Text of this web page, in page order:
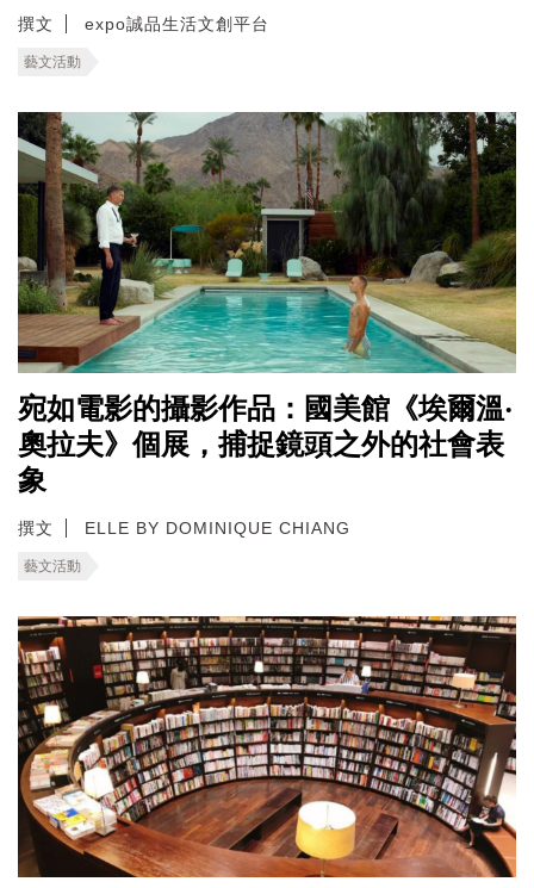
撰文 expo誠品生活文創平台
藝文活動
宛如電影的攝影作品：國美館《埃爾溫‧
奧拉夫》個展，捕捉鏡頭之外的社會表
象
撰文 ELLE BY DOMINIQUE CHIANG
藝文活動